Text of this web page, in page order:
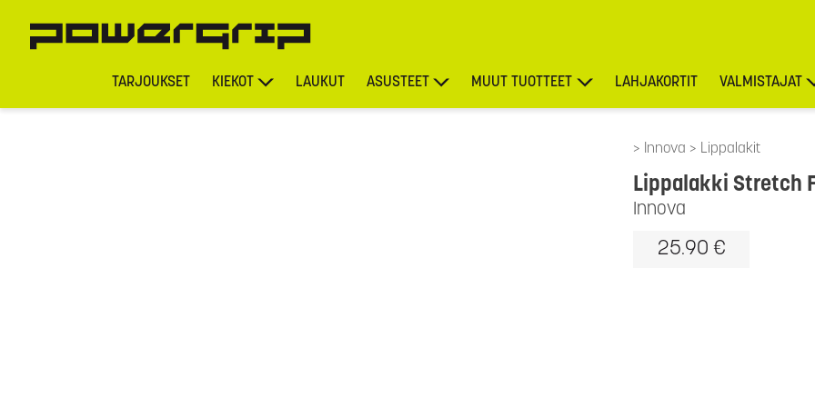
TARJOUKSET KIEKOT LAUKUT ASUSTEET MUUT TUOTTEET LAHJAKORTIT VALMISTAJAT
Innova Lippalakit
Innova
Lippalakki Stretch
25.90 €